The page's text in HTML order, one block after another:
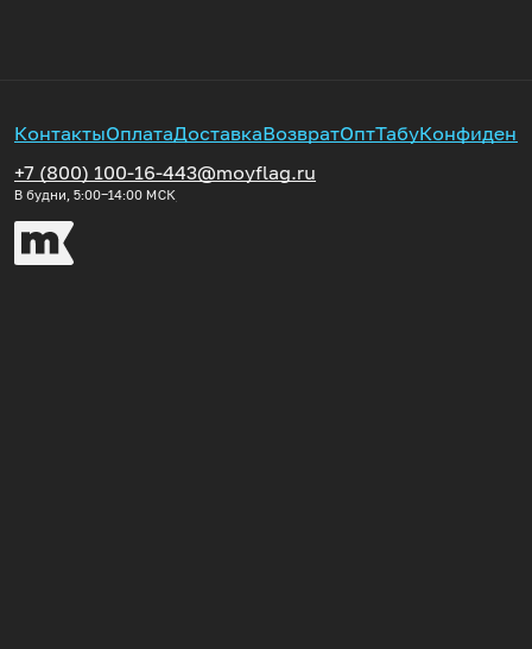
КонтактыОплатаДоставкаВозвратОптТабу
+7 (800) 100-16-44
В будни, 5:00‒14:00 МСК
3@moyflag.ru